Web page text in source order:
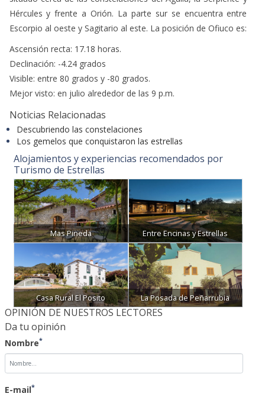
Hércules y frente a Orión. La parte sur se encuentra entre
Escorpio al oeste y Sagitario al este. La posición de Ofiuco es:
Ascensión recta: 17.18 horas.
Declinación: -4.24 grados
Visible: entre 80 grados y -80 grados.
Mejor visto: en julio alrededor de las 9 p.m.
Noticias Relacionadas
Descubriendo las constelaciones
Los gemelos que conquistaron las estrellas
Alojamientos y experiencias recomendados por
Turismo de Estrellas
Mas Pineda Entre Encinas y Estrellas
Casa Rural El Posito La Posada de Peñarrubia
OPINIÓN DE NUESTROS LECTORES
Da tu opinión
Nombre*
E-mail*